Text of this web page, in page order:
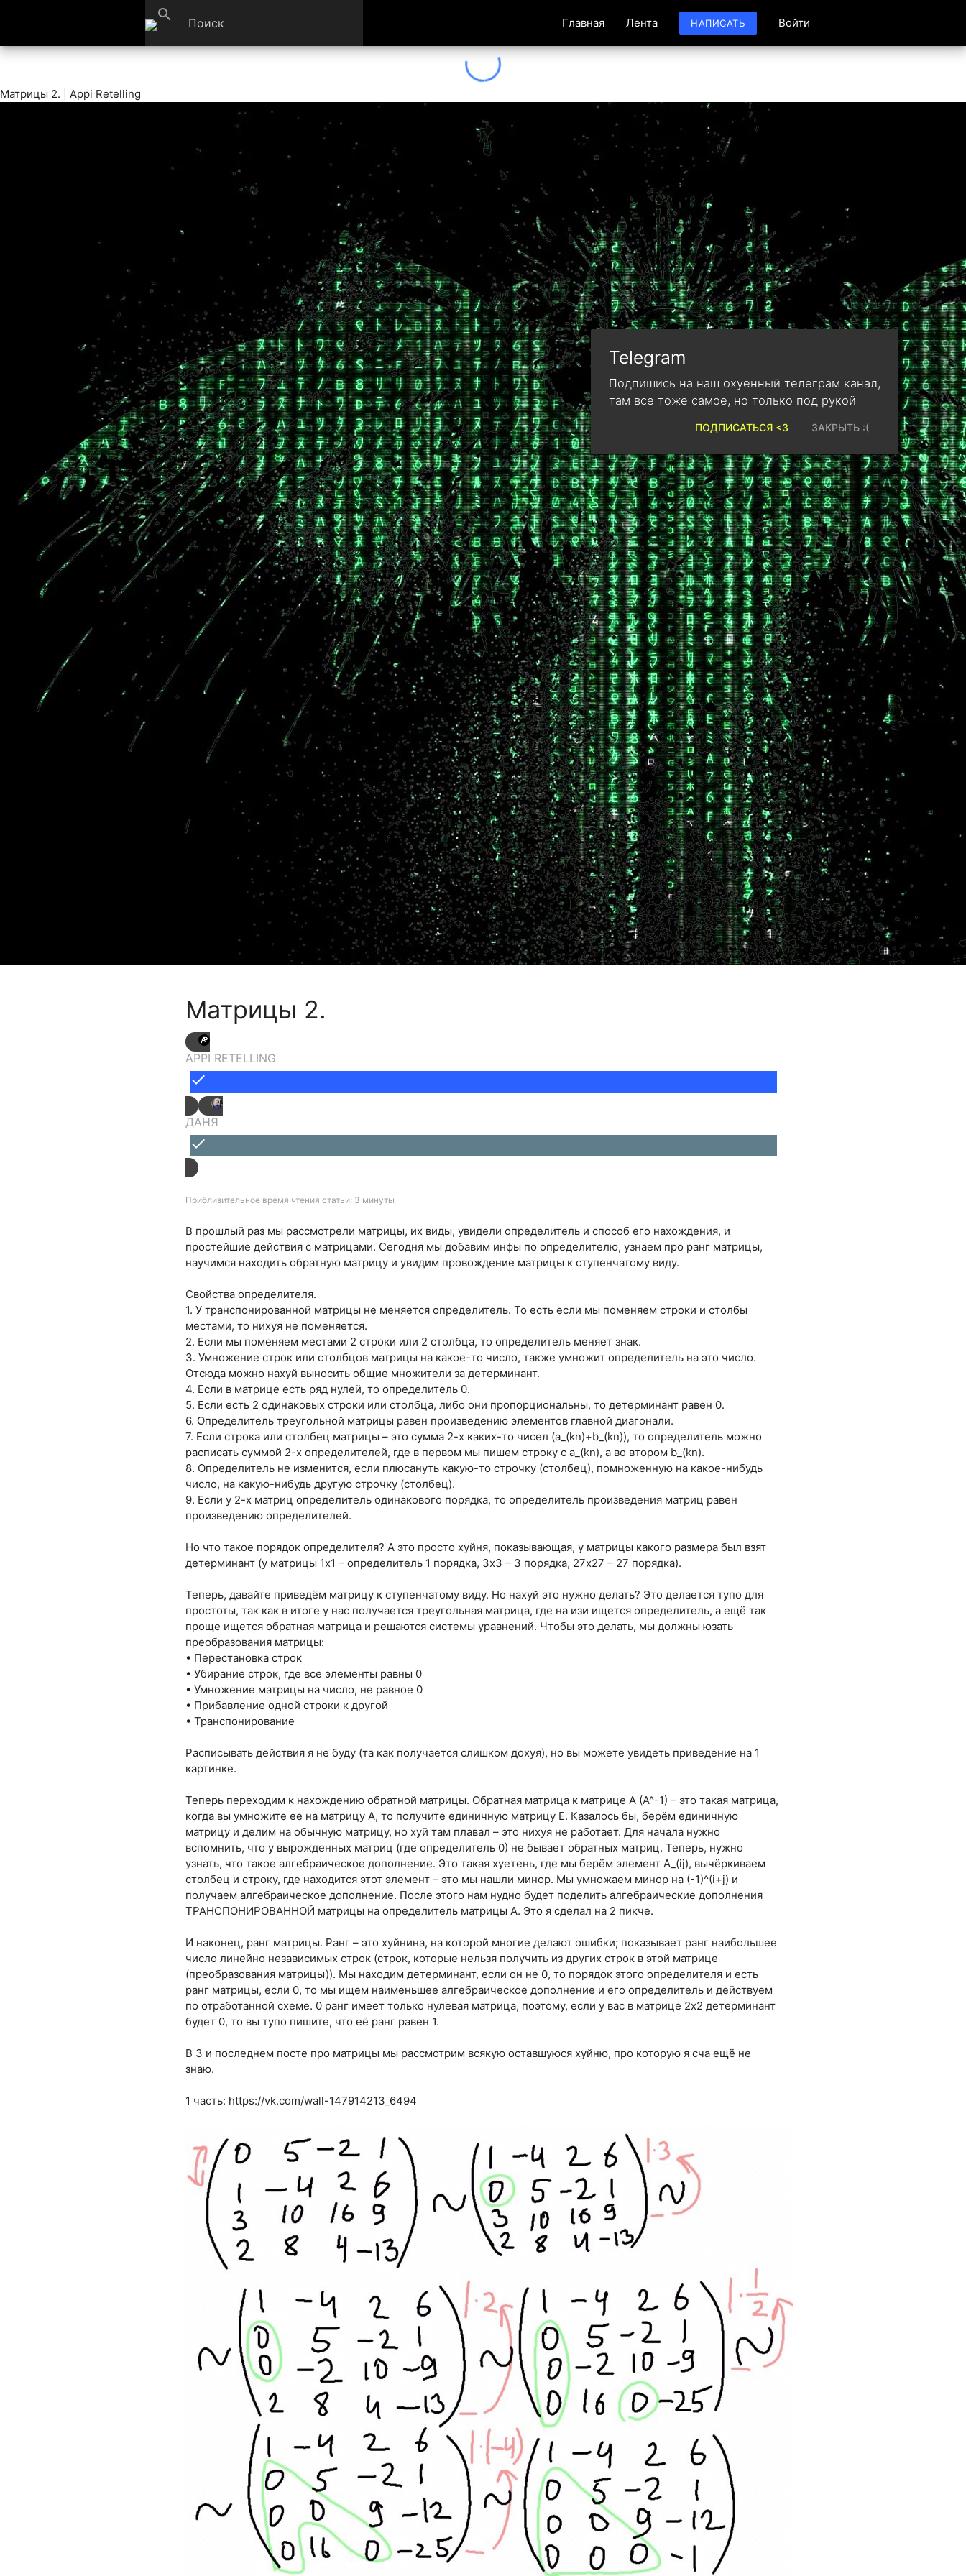
search Главная Лента НАПИСАТЬ Войти
Матрицы 2. | Appi Retelling
Матрицы 2.
APPI RETELLING
done
ДАНЯ
done
Приблизительное время чтения статьи: 3 минуты
В прошлый раз мы рассмотрели матрицы, их виды, увидели определитель и способ его нахождения, и
простейшие действия с матрицами. Сегодня мы добавим инфы по определителю, узнаем про ранг матрицы,
научимся находить обратную матрицу и увидим провождение матрицы к ступенчатому виду.
Свойства определителя.
1. У транспонированной матрицы не меняется определитель. То есть если мы поменяем строки и столбы
местами, то нихуя не поменяется.
2. Если мы поменяем местами 2 строки или 2 столбца, то определитель меняет знак.
3. Умножение строк или столбцов матрицы на какое-то число, также умножит определитель на это число.
Отсюда можно нахуй выносить общие множители за детерминант.
4. Если в матрице есть ряд нулей, то определитель 0.
5. Если есть 2 одинаковых строки или столбца, либо они пропорциональны, то детерминант равен 0.
6. Определитель треугольной матрицы равен произведению элементов главной диагонали.
7. Если строка или столбец матрицы – это сумма 2-х каких-то чисел (a_(kn)+b_(kn)), то определитель можно
расписать суммой 2-х определителей, где в первом мы пишем строку с a_(kn), а во втором b_(kn).
8. Определитель не изменится, если плюсануть какую-то строчку (столбец), помноженную на какое-нибудь
число, на какую-нибудь другую строчку (столбец).
9. Если у 2-х матриц определитель одинакового порядка, то определитель произведения матриц равен
произведению определителей.
Но что такое порядок определителя? А это просто хуйня, показывающая, у матрицы какого размера был взят
детерминант (у матрицы 1х1 – определитель 1 порядка, 3х3 – 3 порядка, 27х27 – 27 порядка).
Теперь, давайте приведём матрицу к ступенчатому виду. Но нахуй это нужно делать? Это делается тупо для
простоты, так как в итоге у нас получается треугольная матрица, где на изи ищется определитель, а ещё так
проще ищется обратная матрица и решаются системы уравнений. Чтобы это делать, мы должны юзать
преобразования матрицы:
• Перестановка строк
• Убирание строк, где все элементы равны 0
• Умножение матрицы на число, не равное 0
• Прибавление одной строки к другой
• Транспонирование
Расписывать действия я не буду (та как получается слишком дохуя), но вы можете увидеть приведение на 1
картинке.
Теперь переходим к нахождению обратной матрицы. Обратная матрица к матрице А (А^-1) – это такая матрица,
когда вы умножите ее на матрицу А, то получите единичную матрицу Е. Казалось бы, берём единичную
матрицу и делим на обычную матрицу, но хуй там плавал – это нихуя не работает. Для начала нужно
вспомнить, что у вырожденных матриц (где определитель 0) не бывает обратных матриц. Теперь, нужно
узнать, что такое алгебраическое дополнение. Это такая хуетень, где мы берём элемент А_(ij), вычёркиваем
столбец и строку, где находится этот элемент – это мы нашли минор. Мы умножаем минор на (-1)^(i+j) и
получаем алгебраическое дополнение. После этого нам нудно будет поделить алгебраические дополнения
ТРАНСПОНИРОВАННОЙ матрицы на определитель матрицы А. Это я сделал на 2 пикче.
И наконец, ранг матрицы. Ранг – это хуйнина, на которой многие делают ошибки; показывает ранг наибольшее
число линейно независимых строк (строк, которые нельзя получить из других строк в этой матрице
(преобразования матрицы)). Мы находим детерминант, если он не 0, то порядок этого определителя и есть
ранг матрицы, если 0, то мы ищем наименьшее алгебраическое дополнение и его определитель и действуем
по отработанной схеме. 0 ранг имеет только нулевая матрица, поэтому, если у вас в матрице 2х2 детерминант
будет 0, то вы тупо пишите, что её ранг равен 1.
В 3 и последнем посте про матрицы мы рассмотрим всякую оставшуюся хуйню, про которую я сча ещё не
знаю.
1 часть: https://vk.com/wall-147914213_6494
Telegram
Подпишись на наш охуенный телеграм канал,
там все тоже самое, но только под рукой
ЗАКРЫТЬ :(
ПОДПИСАТЬСЯ <3